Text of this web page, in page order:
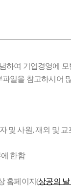
하여 기업경영에
일을 참고하시어
및 사원, 재외 및 교
한함
홈페이지(상공의